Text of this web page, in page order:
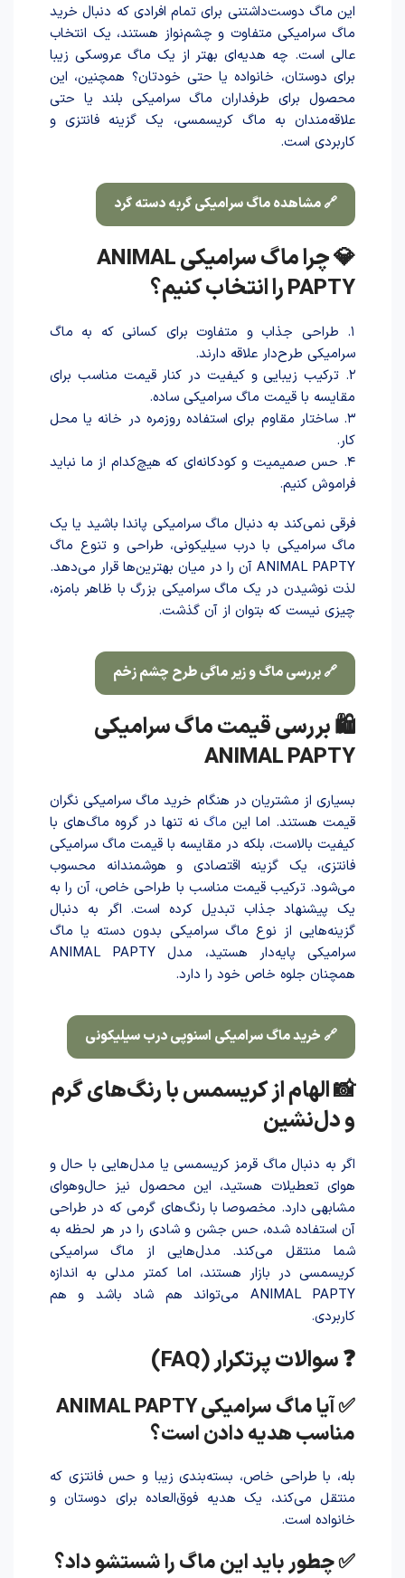
این ماگ دوست‌داشتنی برای تمام افرادی که دنبال خرید
ماگ سرامیکی متفاوت و چشم‌نواز هستند، یک انتخاب
عالی است. چه هدیه‌ای بهتر از یک ماگ عروسکی زیبا
برای دوستان، خانواده یا حتی خودتان؟ همچنین، این
محصول برای طرفداران ماگ سرامیکی بلند یا حتی
علاقه‌مندان به ماگ کریسمسی، یک گزینه فانتزی و
کاربردی است.
🔗 مشاهده ماگ سرامیکی گربه دسته گرد
💎 چرا ماگ سرامیکی ANIMAL
PAPTY را انتخاب کنیم؟
۱. طراحی جذاب و متفاوت برای کسانی که به ماگ
سرامیکی طرح‌دار علاقه دارند.
۲. ترکیب زیبایی و کیفیت در کنار قیمت مناسب برای
مقایسه با قیمت ماگ سرامیکی ساده.
۳. ساختار مقاوم برای استفاده روزمره در خانه یا محل
کار.
۴. حس صمیمیت و کودکانه‌ای که هیچ‌کدام از ما نباید
فراموش کنیم.
فرقی نمی‌کند به دنبال ماگ سرامیکی پاندا باشید یا یک
ماگ سرامیکی با درب سیلیکونی، طراحی و تنوع ماگ
ANIMAL PAPTY آن را در میان بهترین‌ها قرار می‌دهد.
لذت نوشید‌ن در یک ماگ سرامیکی بزرگ با ظاهر بامزه،
چیزی نیست که بتوان از آن گذشت.
🔗 بررسی ماگ و زیر ماگی طرح چشم زخم
🛍️ بررسی قیمت ماگ سرامیکی
ANIMAL PAPTY
بسیاری از مشتریان در هنگام خرید ماگ سرامیکی نگران
قیمت هستند. اما این ماگنه تنها در گروه ماگ‌های با
کیفیت بالاست، بلکه در مقایسه با قیمت ماگ سرامیکی
فانتزی، یک گزینه اقتصادی و هوشمندانه محسوب
می‌شود. ترکیب قیمت مناسب با طراحی خاص، آن را به
یک پیشنهاد جذاب تبدیل کرده است. اگر به دنبال
گزینه‌هایی از نوع ماگ سرامیکی بدون دسته یا ماگ
سرامیکی پایه‌دار هستید، مدل ANIMAL PAPTY
همچنان جلوه خاص خود را دارد.
🔗 خرید ماگ سرامیکی اسنوپی درب سیلیکونی
📸 الهام از کریسمس با رنگ‌های گرم
و دل‌نشین
اگر به دنبال ماگ قرمز کریسمسی یا مدل‌هایی با حال و
هوای تعطیلات هستید، این محصول نیز حال‌وهوای
مشابهی دارد. مخصوصا با رنگ‌های گرمی که در طراحی
آن استفاده شده، حس جشن و شادی را در هر لحظه به
شما منتقل می‌کند. مدل‌هایی از ماگ سرامیکی
کریسمسی در بازار هستند، اما کمتر مدلی به اندازه
ANIMAL PAPTY می‌تواند هم شاد باشد و هم
کاربردی.
❓ سوالات پرتکرار (FAQ)
✅ آیا ماگ سرامیکی ANIMAL PAPTY
مناسب هدیه داد‌ن است؟
بله، با طراحی خاص، بسته‌بندی زیبا و حس فانتزی که
منتقل می‌کند، یک هدیه فوق‌العاده برای دوستان و
خانواده است.
✅ چطور باید این ماگ را شستشو داد؟